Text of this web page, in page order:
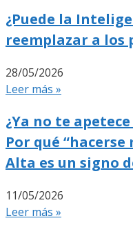
¿Puede la
reemplazar a los
28/05/2026
Leer más »
¿Ya no te
Por qué
Alta es un signo
11/05/2026
Leer más »